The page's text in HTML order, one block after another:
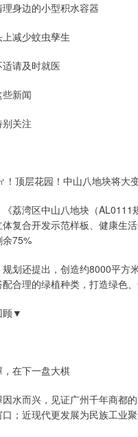
理身边的小型积水容器
上减少蚊虫孳生
请及时就医
新闻
关注
！顶层花园！中山八地块将大
荔湾区中山八地块（AL0111
复合开发示范样板、健康生
余75%
规划还提出，创造约8000平方
合理的绿植种类，打造绿色
顾▼
，在下一盘大棋
因水而兴，见证广州千年商都
；近现代更发展为民族工业